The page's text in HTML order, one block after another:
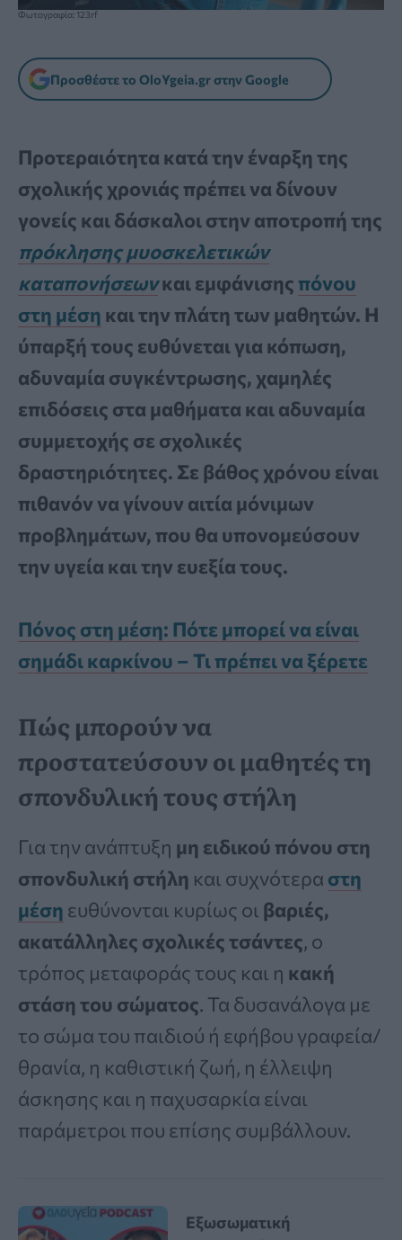
Φωτογραφία: 123rf
Προσθέστε το OloYgeia.gr στην Google
Προτεραιότητα κατά την έναρξη της
σχολικής χρονιάς πρέπει να δίνουν
γονείς και δάσκαλοι στην αποτροπή της
πρόκλησης μυοσκελετικών
καταπονήσεωνκαι εμφάνισηςπόνου
στη μέση και την πλάτη των μαθητών. Η
ύπαρξή τους ευθύνεται για κόπωση,
αδυναμία συγκέντρωσης, χαμηλές
επιδόσεις στα μαθήματα και αδυναμία
συμμετοχής σε σχολικές
δραστηριότητες. Σε βάθος χρόνου είναι
πιθανόν να γίνουν αιτία μόνιμων
προβλημάτων, που θα υπονομεύσουν
την υγεία και την ευεξία τους.
Πόνος στη μέση: Πότε μπορεί να είναι
σημάδι καρκίνου – Τι πρέπει να ξέρετε
Πώς μπορούν να
προστατεύσουν οι μαθητές τη
σπονδυλική τους στήλη
Για την ανάπτυξη μη ειδικού πόνου στη
σπονδυλική στήλη και συχνότερα στη
μέση ευθύνονται κυρίως οι βαριές,
ακατάλληλες σχολικές τσάντες, ο
τρόπος μεταφοράς τους και η κακή
στάση του σώματος. Τα δυσανάλογα με
το σώμα του παιδιού ή εφήβου γραφεία/
θρανία, η καθιστική ζωή, η έλλειψη
άσκησης και η παχυσαρκία είναι
παράμετροι που επίσης συμβάλλουν.
Εξωσωματική